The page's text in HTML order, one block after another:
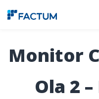
Monitor
Ola 2